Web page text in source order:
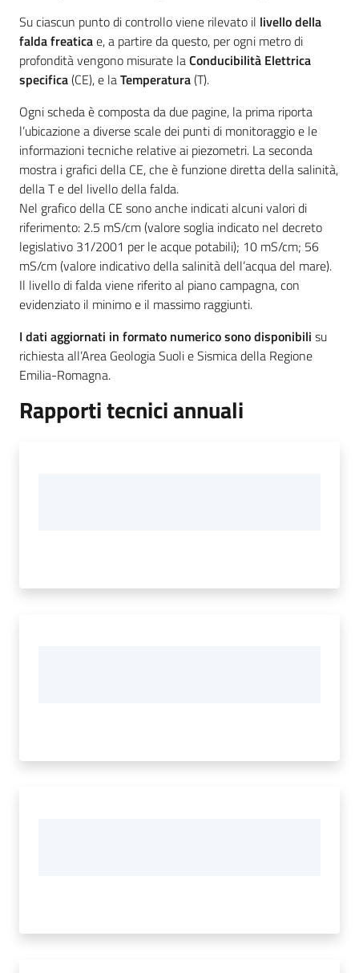
Novità
Servizi
Leggi Atti Bandi
Piani Programmi
Progetti
Su ciascun punto di controllo viene rilevato il livello della
falda freaticae, a partire da questo, per ogni metro di
profondità vengono misurate laConducibilità Elettrica
specifica(CE), e laTemperatura(T).
Ogni scheda è composta da due pagine, la prima riporta
l’ubicazione a diverse scale dei punti di monitoraggio e le
informazioni tecniche relative ai piezometri. La seconda
mostra i grafici della CE, che è funzione diretta della salinità,
della T e del livello della falda.
Nel grafico della CE sono anche indicati alcuni valori di
riferimento: 2.5 mS/cm (valore soglia indicato nel decreto
legislativo 31/2001 per le acque potabili); 10 mS/cm; 56
mS/cm (valore indicativo della salinità dell’acqua del mare).
Il livello di falda viene riferito al piano campagna, con
evidenziato il minimo e il massimo raggiunti.
I dati aggiornati in formato numerico sono disponibili su
richiesta all’Area Geologia Suoli e Sismica della Regione
Emilia-Romagna.
Rapporti tecnici annuali